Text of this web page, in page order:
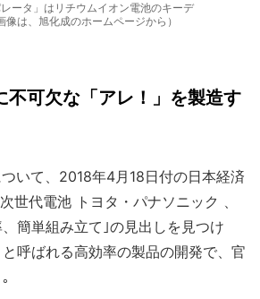
ータ」はリチウムイオン電池のキーデ
像は、旭化成のホームページから）
不可欠な「アレ！」を製造す
いて、2018年4月18日付の日本経済
世代電池 トヨタ・パナソニック 、
簡単組み立て｣の見出しを見つけ
呼ばれる高効率の製品の開発で、官